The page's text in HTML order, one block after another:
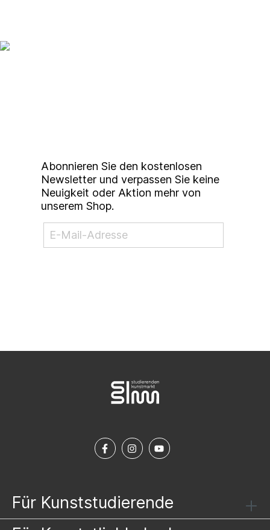
Abonnieren Sie den kostenlosen
Newsletter und verpassen Sie keine
Neuigkeit oder Aktion mehr von
unserem Shop.
Für Kunststudierende